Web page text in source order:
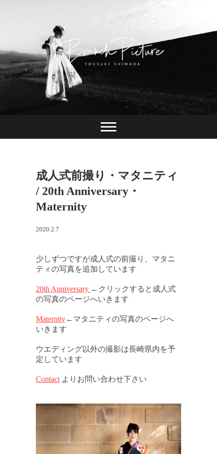
ブランチピクチャ
ー 嶋田陽介
長崎 カメラマン
成人式前撮り・マタニティ
/ 20th Anniversary・
Maternity
2020.2.7
少しずつですが成人式の前撮り、マタニ
ティの写真を追加しています
20th Anniversary ←クリックすると成人式
の写真のページへいきます
Maternity←マタニティの写真のページへ
いきます
ウエディング以外の撮影は長崎県内を予
定しています
Contact よりお問い合わせ下さい